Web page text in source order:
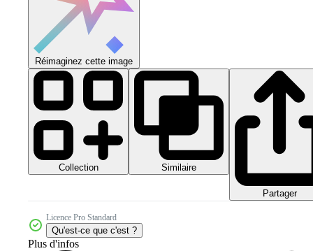
Réimaginez cette image
Collection Similaire
Partager
Licence Pro Standard
Qu'est-ce que c'est ?
Plus d'infos